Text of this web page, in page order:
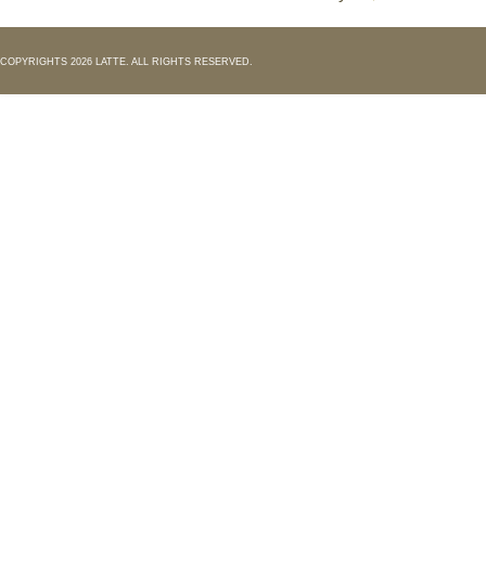
COPYRIGHTS 2026 LATTE. ALL RIGHTS RESERVED.